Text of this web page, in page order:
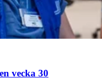
vecka 30